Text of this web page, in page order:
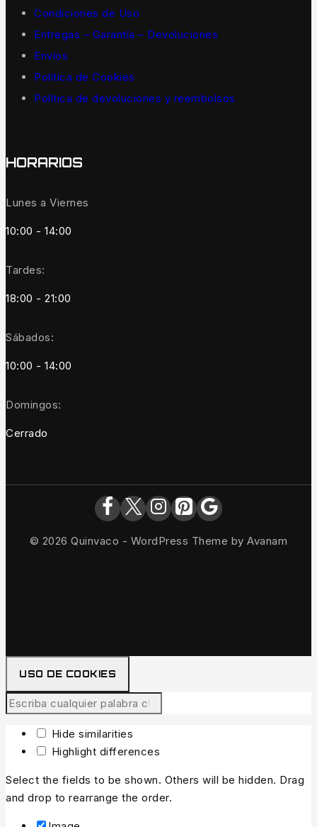
Condiciones de Uso
Entregas – Garantía – Devoluciones
Envíos
Política de Cookies
Política de devoluciones y reembolsos
HORARIOS
Lunes a Viernes
10:00 - 14:00
Tardes:
18:00 - 21:00
Sábados:
10:00 - 14:00
Domingos:
Cerrado
© 2026 Quinvaco - WordPress Theme byAvanam
USO DE COOKIES
Hide similarities
Highlight differences
Select the fields to be shown. Others will be hidden. Drag
and drop to rearrange the order.